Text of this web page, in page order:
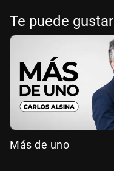
Te puede gustar
Más de uno